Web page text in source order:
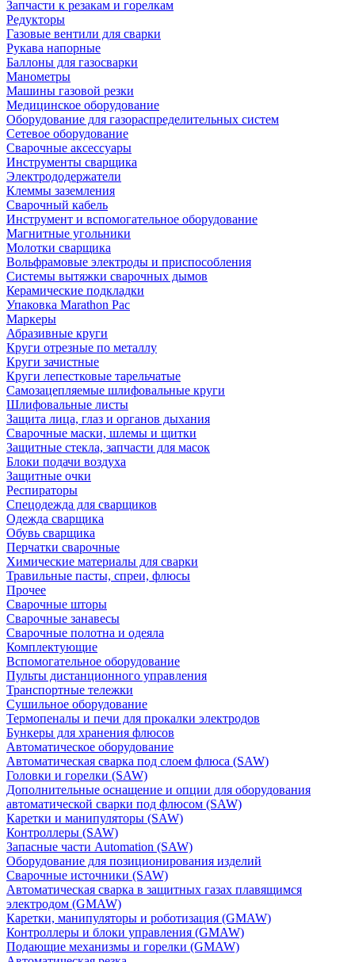
Запчасти к резакам и горелкам
Редукторы
Газовые вентили для сварки
Рукава напорные
Баллоны для газосварки
Манометры
Машины газовой резки
Медицинское оборудование
Оборудование для газораспределительных систем
Сетевое оборудование
Сварочные аксессуары
Инструменты сварщика
Электрододержатели
Клеммы заземления
Сварочный кабель
Инструмент и вспомогательное оборудование
Магнитные угольники
Молотки сварщика
Вольфрамовые электроды и приспособления
Системы вытяжки сварочных дымов
Керамические подкладки
Упаковка Marathon Pac
Маркеры
Абразивные круги
Круги отрезные по металлу
Круги зачистные
Круги лепестковые тарельчатые
Самозацепляемые шлифовальные круги
Шлифовальные листы
Защита лица, глаз и органов дыхания
Сварочные маски, шлемы и щитки
Защитные стекла, запчасти для масок
Блоки подачи воздуха
Защитные очки
Респираторы
Спецодежда для сварщиков
Одежда сварщика
Обувь сварщика
Перчатки сварочные
Химические материалы для сварки
Травильные пасты, спреи, флюсы
Прочее
Сварочные шторы
Сварочные занавесы
Сварочные полотна и одеяла
Комплектующие
Вспомогательное оборудование
Пульты дистанционного управления
Транспортные тележки
Сушильное оборудование
Термопеналы и печи для прокалки электродов
Бункеры для хранения флюсов
Автоматическое оборудование
Автоматическая сварка под слоем флюса (SAW)
Головки и горелки (SAW)
Дополнительные оснащение и опции для оборудования
автоматической сварки под флюсом (SAW)
Каретки и манипуляторы (SAW)
Контроллеры (SAW)
Запасные части Automation (SAW)
Оборудование для позиционирования изделий
Сварочные источники (SAW)
Автоматическая сварка в защитных газах плавящимся
электродом (GMAW)
Каретки, манипуляторы и роботизация (GMAW)
Контроллеры и блоки управления (GMAW)
Подающие механизмы и горелки (GMAW)